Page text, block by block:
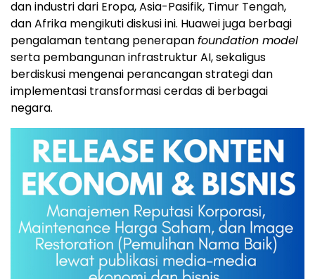
dan industri dari Eropa, Asia-Pasifik, Timur Tengah,
dan Afrika mengikuti diskusi ini. Huawei juga berbagi
pengalaman tentang penerapanfoundation model
serta pembangunan infrastruktur AI, sekaligus
berdiskusi mengenai perancangan strategi dan
implementasi transformasi cerdas di berbagai
negara.